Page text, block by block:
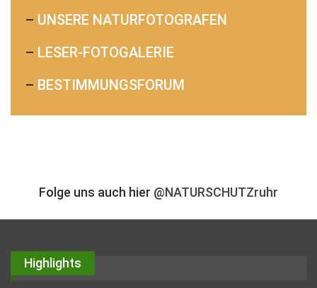
– UNSERE NATURFOTOGRAFEN
– LESER-FOTOGALERIE
– BESTIMMUNGSFORUM
Folge uns auch hier @NATURSCHUTZruhr
Highlights